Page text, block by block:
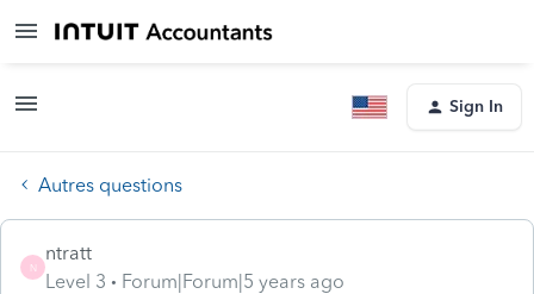
Sign In
Autres questions
N
ntratt
Level 3
Forum|Forum|5 years ago